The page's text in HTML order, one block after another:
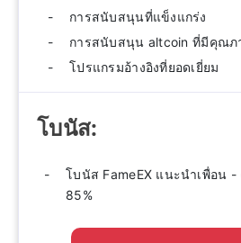
การสนับสนุนที่แข็งแกร่ง
การสนับสนุน altcoin ที่มีคุณภ
โปรแกรมอ้างอิงที่ยอดเยี่ยม
โบนัส:
โบนัส FameEX แนะนำเพื่อน
85%